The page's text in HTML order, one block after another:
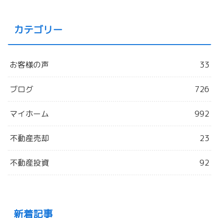
カテゴリー
お客様の声 33
ブログ 726
マイホーム 992
不動産売却 23
不動産投資 92
新着記事